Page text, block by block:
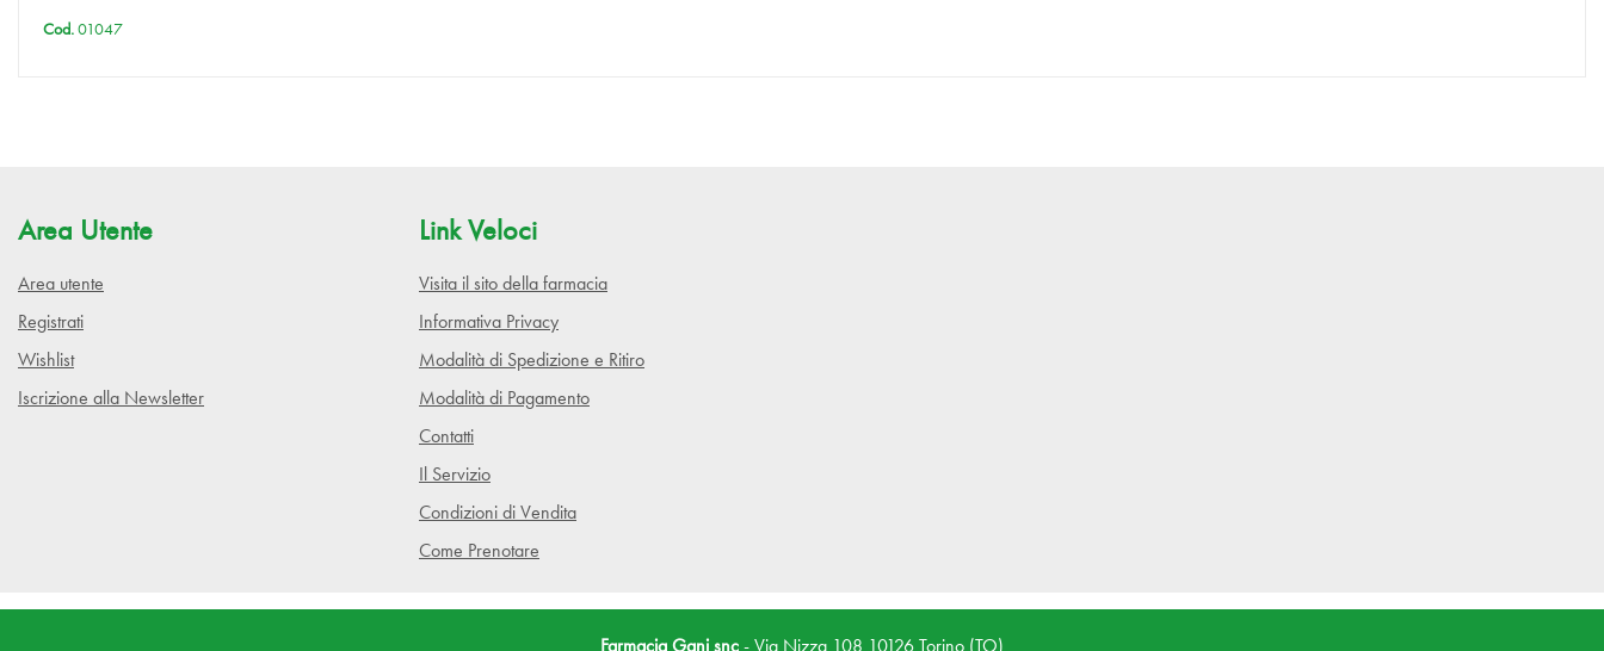
Cod.01047
Area Utente
Area utente
Registrati
Wishlist
Iscrizione alla Newsletter
Link Veloci
Visita il sito della farmacia
Informativa Privacy
Modalità di Spedizione e Ritiro
Modalità di Pagamento
Contatti
Il Servizio
Condizioni di Vendita
Come Prenotare
Farmacia Gani snc- Via Nizza 108 10126 Torino (TO)